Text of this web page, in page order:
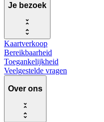
Je bezoek
Kaartverkoop
Bereikbaarheid
Toegankelijkheid
Veelgestelde vragen
Over ons